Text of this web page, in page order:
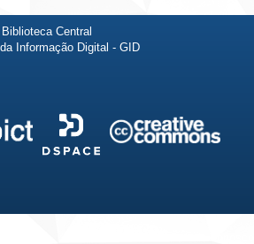
Central
Informação Digital - GID